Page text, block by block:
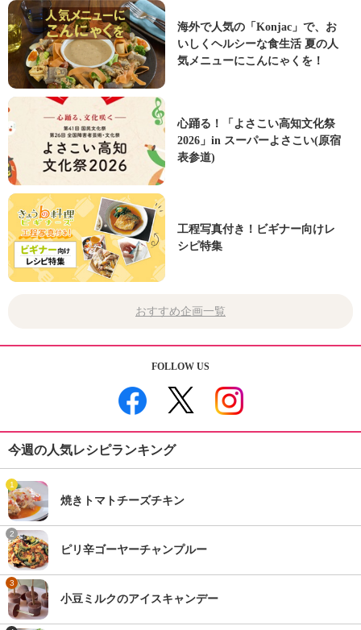
海外で人気の「Konjac」で、お
いしくヘルシーな食生活 夏の人
気メニューにこんにゃくを！
心踊る！「よさこい高知文化祭
2026」in スーパーよさこい(原宿
表参道)
工程写真付き！ビギナー向けレ
シピ特集
おすすめ企画一覧
FOLLOW US
今週の人気レシピランキング
1
焼きトマトチーズチキン
2
ピリ辛ゴーヤーチャンプルー
3
小豆ミルクのアイスキャンデー